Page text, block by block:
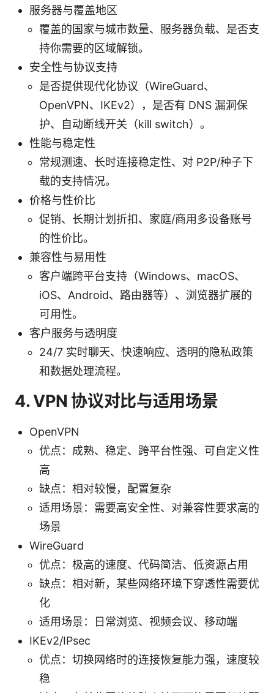
服务器与覆盖地区
覆盖的国家与城市数量、服务器负载、是否支
持你需要的区域解锁。
安全性与协议支持
是否提供现代化协议（WireGuard、
OpenVPN、IKEv2），是否有 DNS 漏洞保
护、自动断线开关（kill switch）。
性能与稳定性
常规测速、长时连接稳定性、对 P2P/种子下
载的支持情况。
价格与性价比
促销、长期计划折扣、家庭/商用多设备账号
的性价比。
兼容性与易用性
客户端跨平台支持（Windows、macOS、
iOS、Android、路由器等）、浏览器扩展的
可用性。
客户服务与透明度
24/7 实时聊天、快速响应、透明的隐私政策
和数据处理流程。
4. VPN 协议对比与适用场景
OpenVPN
优点：成熟、稳定、跨平台性强、可自定义性
高
缺点：相对较慢，配置复杂
适用场景：需要高安全性、对兼容性要求高的
场景
WireGuard
优点：极高的速度、代码简洁、低资源占用
缺点：相对新，某些网络环境下穿透性需要优
化
适用场景：日常浏览、视频会议、移动端
IKEv2/IPsec
优点：切换网络时的连接恢复能力强，速度较
稳